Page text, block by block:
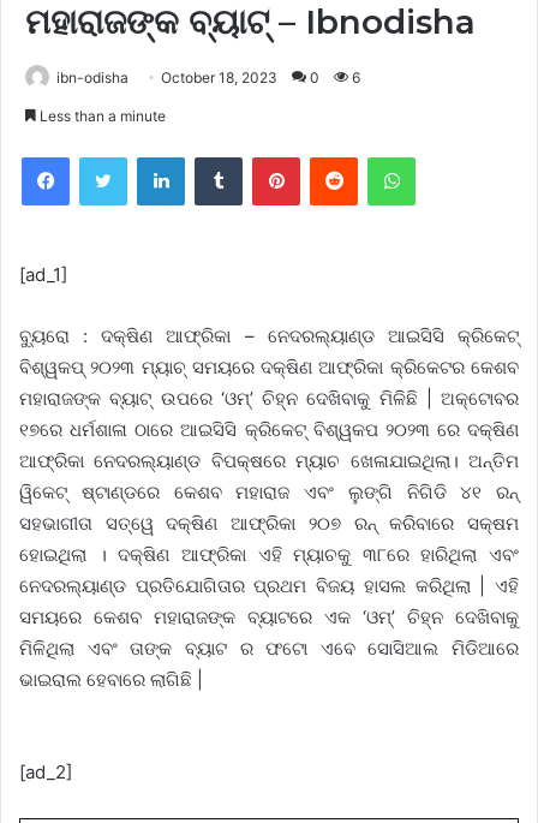
ମହାରାଜଙ୍କ ବ୍ୟାଟ୍ – Ibnodisha
ibn-odisha October 18, 2023 0 6
Less than a minute
FacebookTwitter LinkedInTumblr PinterestReddit WhatsApp
[ad_1]
ବ୍ୟୁରୋ : ଦକ୍ଷିଣ ଆଫ୍ରିକା – ନେଦରଲ୍ୟାଣ୍ଡ ଆଇସିସି କ୍ରିକେଟ୍
ବିଶ୍ୱକପ୍ ୨୦୨୩ ମ୍ୟାଚ୍ ସମୟରେ ଦକ୍ଷିଣ ଆଫ୍ରିକା କ୍ରିକେଟର କେଶବ
ମହାରାଜଙ୍କ ବ୍ୟାଟ୍ ଉପରେ ‘ଓମ୍’ ଚିହ୍ନ ଦେଖିବାକୁ ମିଳିଛି | ଅକ୍ଟୋବର
୧୭ରେ ଧର୍ମଶାଳା ଠାରେ ଆଇସିସି କ୍ରିକେଟ୍ ବିଶ୍ୱକପ ୨୦୨୩ ରେ ଦକ୍ଷିଣ
ଆଫ୍ରିକା ନେଦରଲ୍ୟାଣ୍ଡ ବିପକ୍ଷରେ ମ୍ୟାଚ ଖେଳାଯାଇଥିଲା। ଅନ୍ତିମ
ୱିକେଟ୍ ଷ୍ଟାଣ୍ଡରେ କେଶବ ମହାରାଜ ଏବଂ ଲୁଙ୍ଗି ନିଗିଡି ୪୧ ରନ୍
ସହଭାଗୀତା ସତ୍ୱେ ଦକ୍ଷିଣ ଆଫ୍ରିକା ୨୦୭ ରନ୍ କରିବାରେ ସକ୍ଷମ
ହୋଇଥିଲା । ଦକ୍ଷିଣ ଆଫ୍ରିକା ଏହି ମ୍ୟାଚକୁ ୩୮ରେ ହାରିଥିଲା ଏବଂ
ନେଦରଲ୍ୟାଣ୍ଡ ପ୍ରତିଯୋଗିତାର ପ୍ରଥମ ବିଜୟ ହାସଲ କରିଥିଲା ​​| ଏହି
ସମୟରେ କେଶବ ମହାରାଜଙ୍କ ବ୍ୟାଟରେ ଏକ ‘ଓମ୍’ ଚିହ୍ନ ଦେଖିବାକୁ
ମିଳିଥିଲା ​​ଏବଂ ତାଙ୍କ ବ୍ୟାଟ ର ଫଟୋ ଏବେ ସୋସିଆଲ ମିଡିଆରେ
ଭାଇରାଲ ହେବାରେ ଲାଗିଛି |
[ad_2]